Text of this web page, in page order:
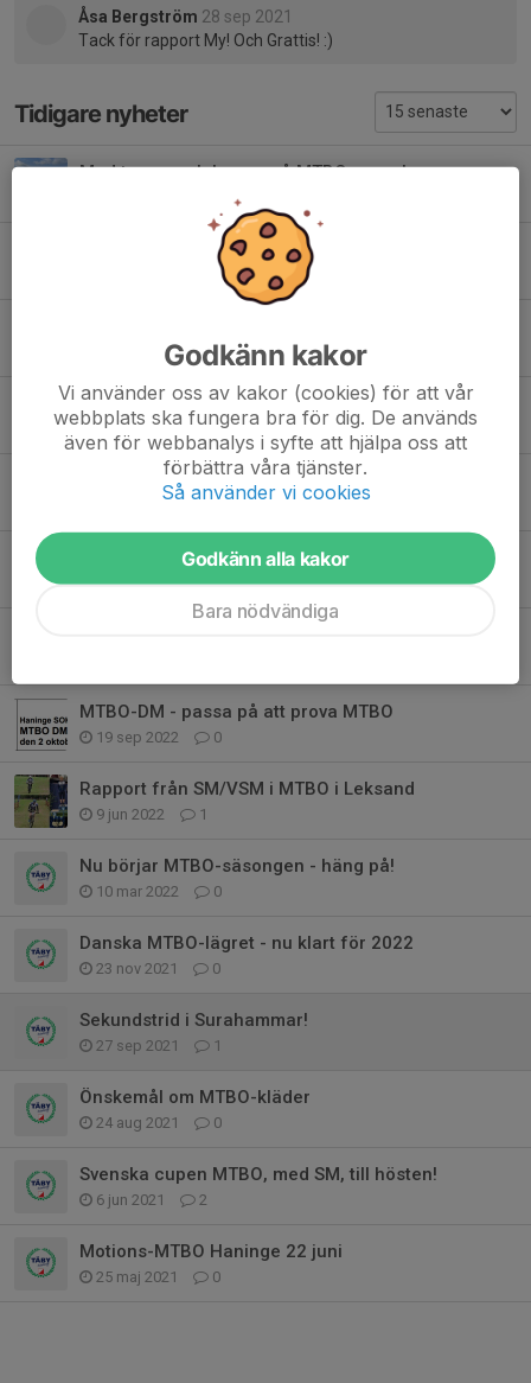
Åsa Bergström 28 sep 2021
Tack för rapport My! Och Grattis! :)
Tidigare nyheter
Med tramp och kramp på MTBO-camp!
Alexander Dyberg, Täby OK till junior-EM i MTBO
1
17 jan 2024 0
TOK största klubb på MTBO-avslutning!
1 okt 2023 4
Dags att ladda för MTBO!
17 sep 2023 0
Veteran-SM MTBO 2023 i Finspång och Borensberg
7 maj 2023 7
MTBO-DM - passa på att prova MTBO
19 sep 2022 0
Rapport från SM/VSM i MTBO i Leksand
9 jun 2022 1
Nu börjar MTBO-säsongen - häng på!
10 mar 2022 0
Danska MTBO-lägret - nu klart för 2022
23 nov 2021 0
Sekundstrid i Surahammar!
27 sep 2021 1
Önskemål om MTBO-kläder
24 aug 2021 0
Svenska cupen MTBO, med SM, till hösten!
6 jun 2021 2
Motions-MTBO Haninge 22 juni
25 maj 2021 0
Godkänn kakor
Vi använder oss av kakor (cookies) för att vår
webbplats ska fungera bra för dig. De används
även för webbanalys i syfte att hjälpa oss att
förbättra våra tjänster.
Så använder vi cookies
Godkänn alla kakor
Bara nödvändiga